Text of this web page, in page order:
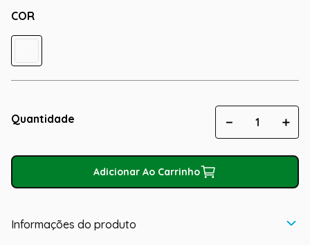
COR
Quantidade ＋
－
Adicionar Ao Carrinho
Informações do produto